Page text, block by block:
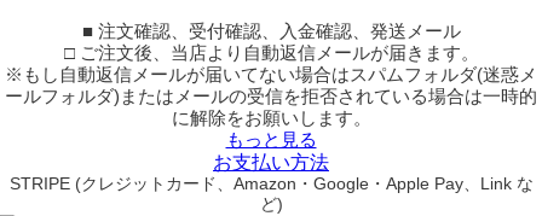
■ 注文確認、受付確認、入金確認、発送メール
□ ご注文後、当店より自動返信メールが届きます。
※もし自動返信メールが届いてない場合はスパムフォルダ(迷惑メ
ールフォルダ)またはメールの受信を拒否されている場合は一時的
に解除をお願いします。
もっと見る
お支払い方法
STRIPE (クレジットカード、Amazon・Google・Apple Pay、Link な
ど)